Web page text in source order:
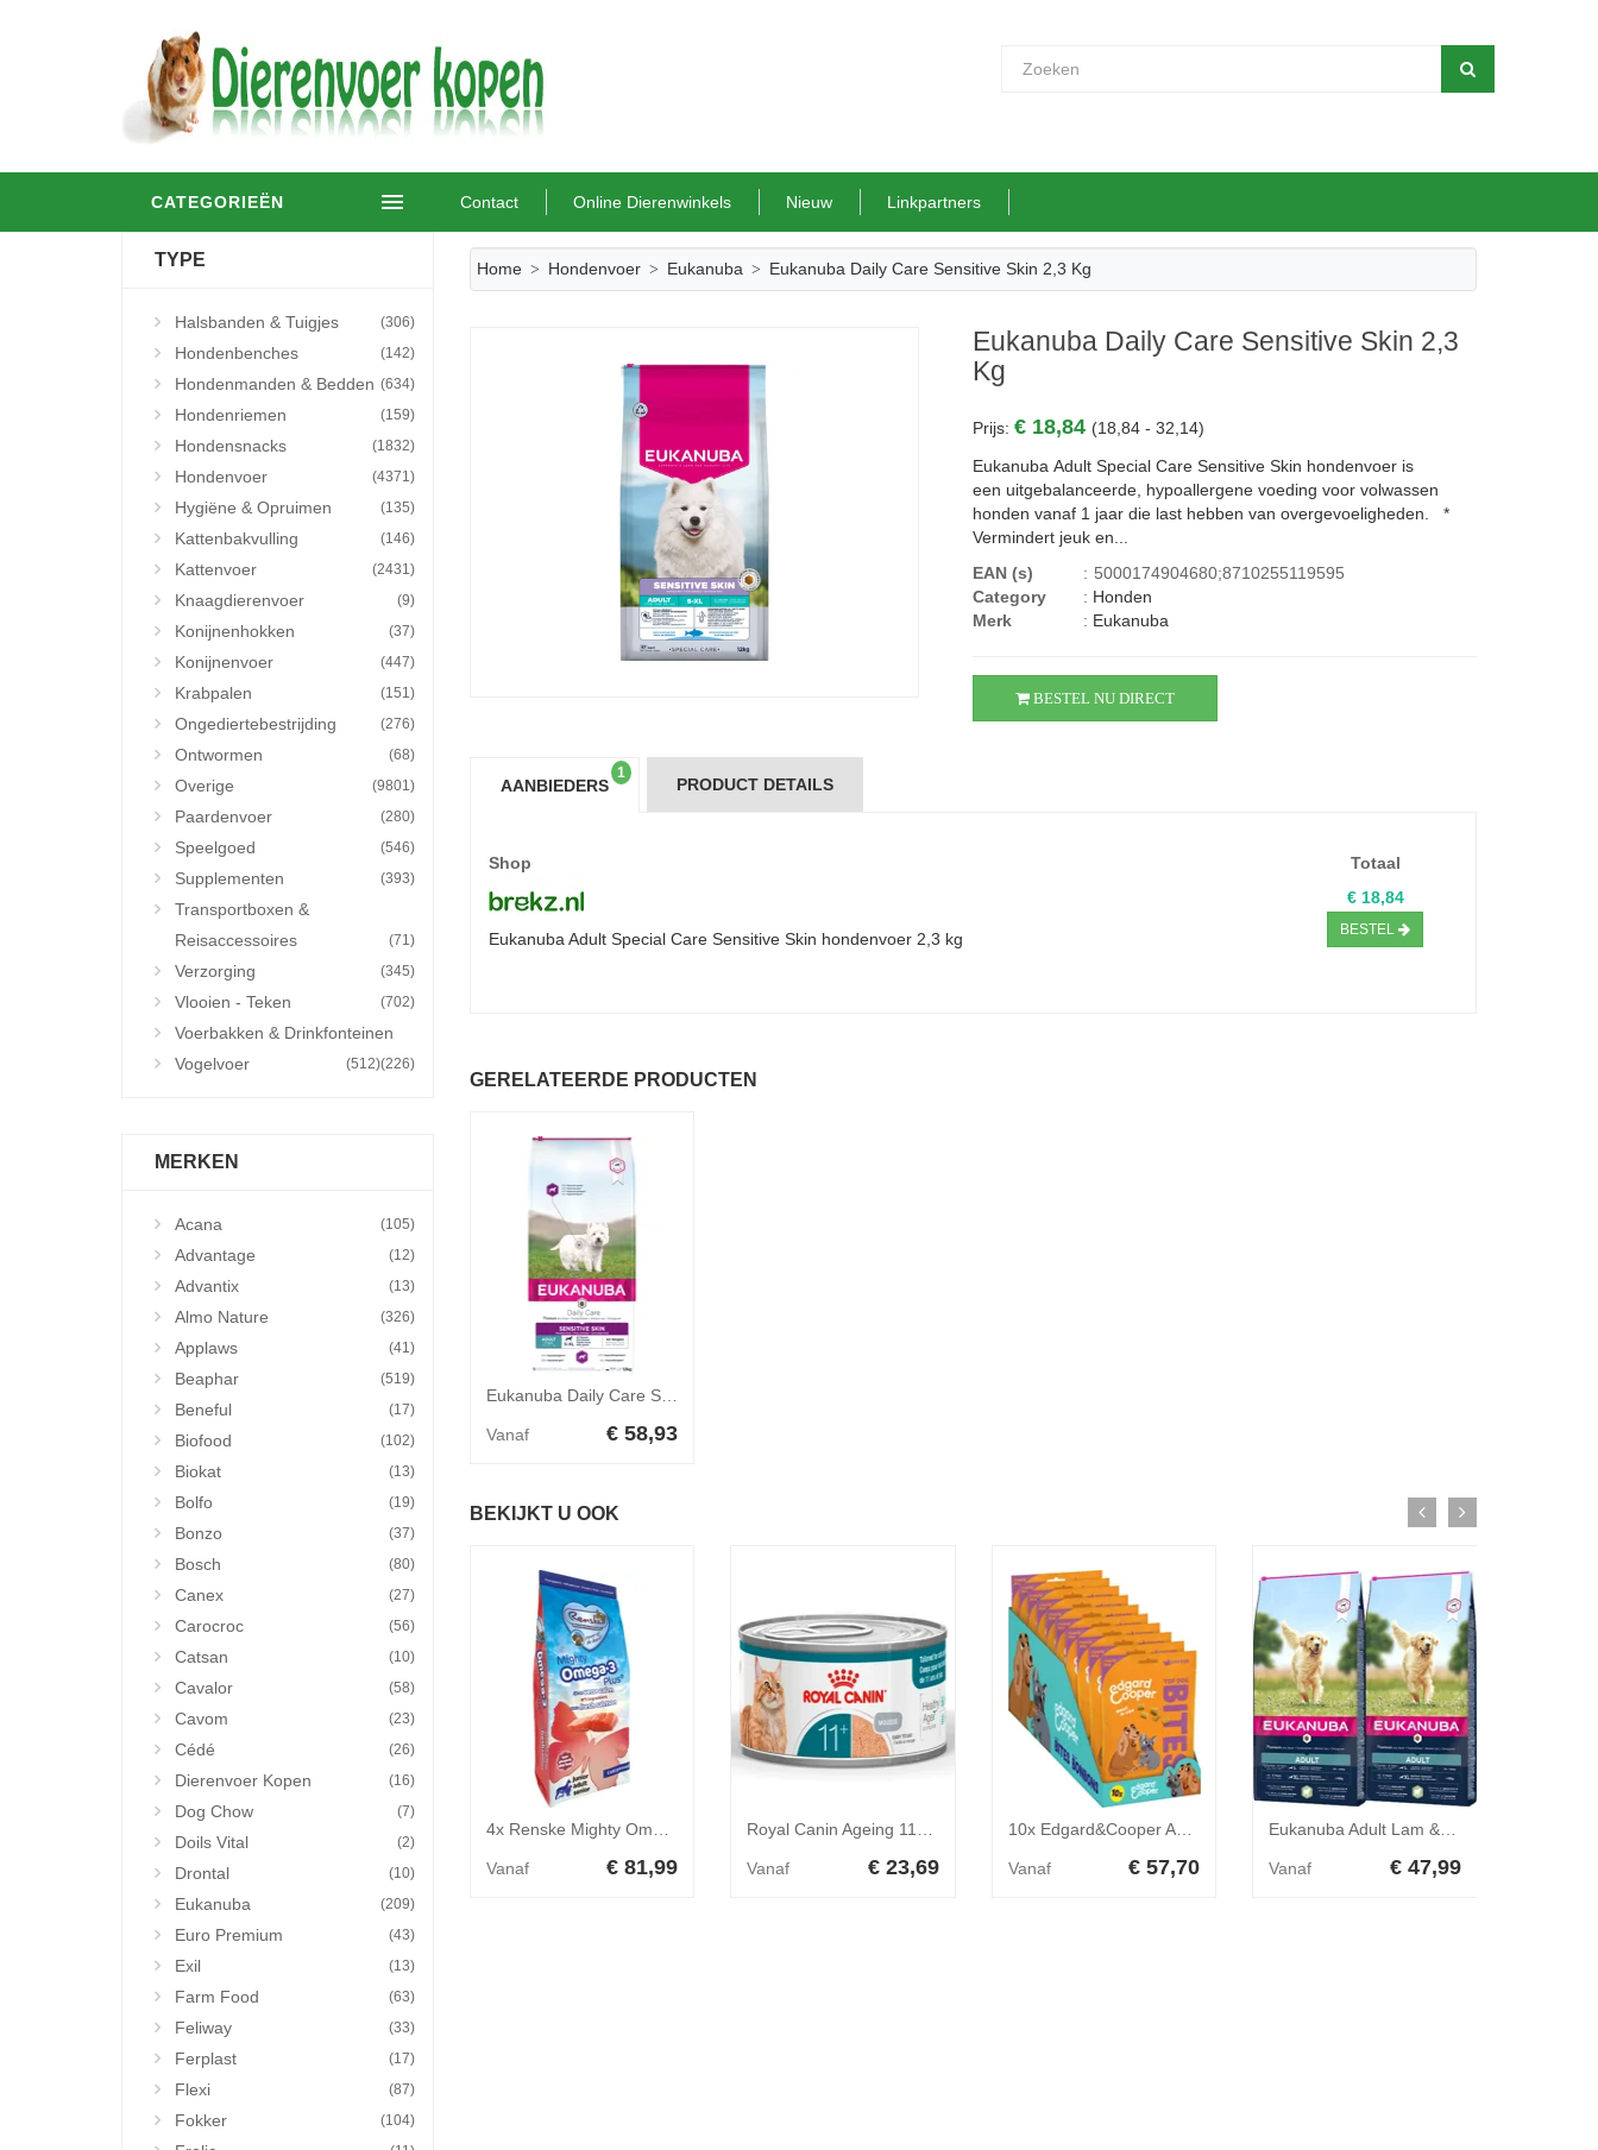
CATEGORIEËN Contact Online Dierenwinkels Nieuw Linkpartners
TYPE
Halsbanden & Tuigjes (306)
Hondenbenches (142)
Hondenmanden & Bedden (634)
Hondenriemen (159)
Hondensnacks (1832)
Hondenvoer (4371)
Hygiëne & Opruimen (135)
Kattenbakvulling (146)
Kattenvoer (2431)
Knaagdierenvoer (9)
Konijnenhokken (37)
Konijnenvoer (447)
Krabpalen (151)
Ongediertebestrijding (276)
Ontwormen (68)
Overige (9801)
Paardenvoer (280)
Speelgoed (546)
Supplementen (393)
Transportboxen &
Reisaccessoires
(71)
Verzorging (345)
Vlooien - Teken (702)
Voerbakken & Drinkfonteinen
(226)
Vogelvoer (512)
MERKEN
Acana (105)
Advantage (12)
Advantix (13)
Almo Nature (326)
Applaws (41)
Beaphar (519)
Beneful (17)
Biofood (102)
Biokat (13)
Bolfo (19)
Bonzo (37)
Bosch (80)
Canex (27)
Carocroc (56)
Catsan (10)
Cavalor (58)
Cavom (23)
Cédé (26)
Dierenvoer Kopen (16)
Dog Chow (7)
Doils Vital (2)
Drontal (10)
Eukanuba (209)
Euro Premium (43)
Exil (13)
Farm Food (63)
Feliway (33)
Ferplast (17)
Flexi (87)
Fokker (104)
Home Hondenvoer Eukanuba Eukanuba Daily Care Sensitive Skin 2,3 Kg
Eukanuba Daily Care Sensitive Skin 2,3
Kg
Prijs:€ 18,84 (18,84 - 32,14)
Eukanuba Adult Special Care Sensitive Skin hondenvoer is
een uitgebalanceerde, hypoallergene voeding voor volwassen
honden vanaf 1 jaar die last hebben van overgevoeligheden. *
Vermindert jeuk en...
EAN (s)
: 5000174904680;8710255119595
Category
: Honden
Merk
: Eukanuba
BESTEL NU DIRECT
AANBIEDERS
1
PRODUCT DETAILS
Shop Totaal
Eukanuba Adult Special Care Sensitive Skin hondenvoer 2,3 kg
€ 18,84
BESTEL
GERELATEERDE PRODUCTEN
Eukanuba Daily Care Sensitive Skin 12 kg
Vanaf € 58,93
BEKIJKT U OOK
Vanaf € 81,99 Vanaf € 23,69
10x Edgard&Cooper Adult Bite S Kip 120 gr
Vanaf € 57,70 Vanaf € 47,99